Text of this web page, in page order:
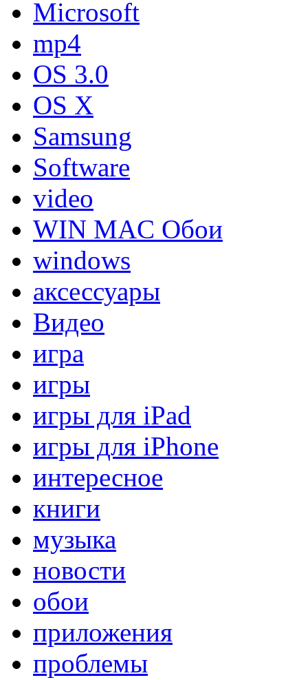
Microsoft
mp4
OS 3.0
OS X
Samsung
Software
video
WIN MAC Обои
windows
аксессуары
Видео
игра
игры
игры для iPad
игры для iPhone
интересное
книги
музыка
новости
обои
приложения
проблемы